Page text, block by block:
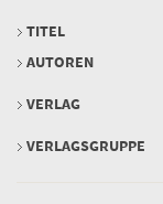
TITEL
AUTOREN
VERLAG
VERLAGSGRUPPE